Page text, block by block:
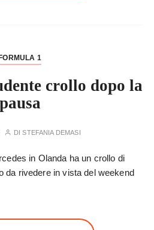
FORMULA 1
crollo dopo la
pausa
DISTEFANIA DEMASI
in Olanda ha un crollo di
da rivedere in vista del weekend